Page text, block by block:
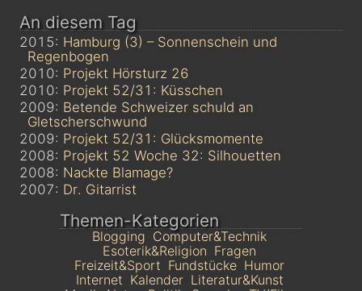
An diesem Tag
2015: Hamburg (3) – Sonnenschein und
Regenbogen
2010: Projekt Hörsturz 26
2010: Projekt 52/31: Küsschen
2009: Betende Schweizer schuld an
Gletscherschwund
2009: Projekt 52/31: Glücksmomente
2008: Projekt 52 Woche 32: Silhouetten
2008: Nackte Blamage?
2007: Dr. Gitarrist
Themen-Kategorien
Blogging Computer&Technik
Esoterik&Religion Fragen
Freizeit&Sport Fundstücke Humor
Internet Kalender Literatur&Kunst